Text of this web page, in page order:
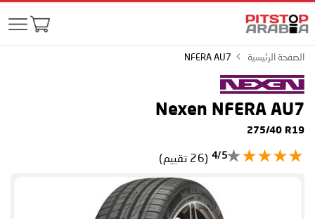
الصفحة الرئيسية NFERA AU7
Nexen NFERA AU7
275/40 R19
4/5 (26 تقييم)